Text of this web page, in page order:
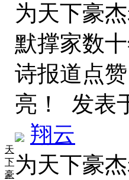
天
下
豪
为天下豪
默撑家数
诗报道点
亮！ 发表
翔云
为天下豪